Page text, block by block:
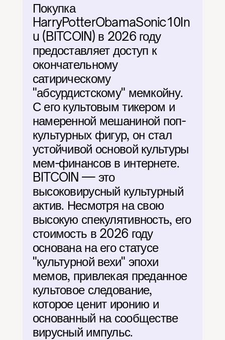
Покупка
HarryPotterObamaSonic10In
u (BITCOIN) в 2026 году
предоставляет доступ к
окончательному
сатирическому
"абсурдистскому" мемкойну.
С его культовым тикером и
намеренной мешаниной поп-
культурных фигур, он стал
устойчивой основой культуры
мем-финансов в интернете.
BITCOIN — это
высоковирусный культурный
актив. Несмотря на свою
высокую спекулятивность, его
стоимость в 2026 году
основана на его статусе
"культурной вехи" эпохи
мемов, привлекая преданное
культовое следование,
которое ценит иронию и
основанный на сообществе
вирусный импульс.